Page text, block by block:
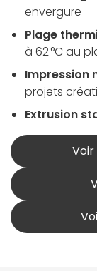
envergure
Plage
à 62 °C au
Impression
projets
Extrusion